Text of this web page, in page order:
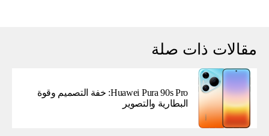
مقالات ذات صلة
Huawei Pura 90s Pro: خفة التصميم وقوة
البطارية والتصوير